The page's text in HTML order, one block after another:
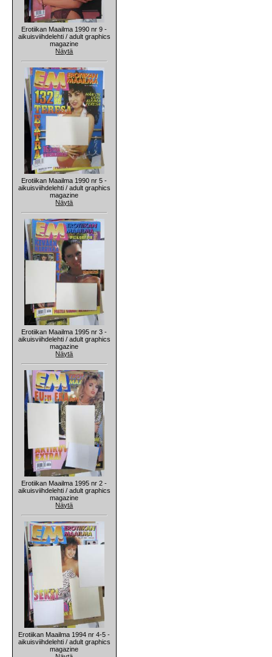
Erotiikan Maailma 1990 nr 9 -
aikuisviihdelehti / adult graphics
magazine
Näytä
Erotiikan Maailma 1990 nr 5 -
aikuisviihdelehti / adult graphics
magazine
Näytä
Erotiikan Maailma 1995 nr 3 -
aikuisviihdelehti / adult graphics
magazine
Näytä
Erotiikan Maailma 1995 nr 2 -
aikuisviihdelehti / adult graphics
magazine
Näytä
Erotiikan Maailma 1994 nr 4-5 -
aikuisviihdelehti / adult graphics
magazine